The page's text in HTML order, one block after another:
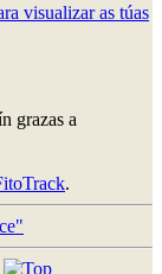
visualizar as túas
grazas a
.